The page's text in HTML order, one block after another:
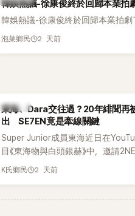
韓娛熱議-徐康俊終於回歸本業拍
韓娛熱議-徐康俊終於回歸本業拍劇
泡菜鄉民 2 天前
K-POP
東海、Dara交往過？20年緋聞再
出 SE7EN竟是牽線關鍵
Super Junior成員東海近日在
目《東海物與白頭銀赫》中，邀請
Dara擔任嘉賓。兩人不僅回憶出道
K氏鄉民 2 天前